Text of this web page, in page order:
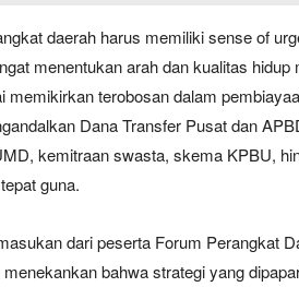
daerah harus memiliki sense of
menentukan arah dan kualitas
memikirkan terobosan dalam
Dana Transfer Pusat dan
kemitraan swasta, skema KPBU,
guna.
dari peserta Forum Perangkat
bahwa strategi yang